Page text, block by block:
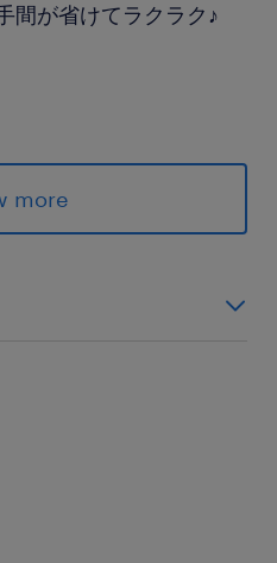
が省けてラクラク♪
登録』実施中！
ール入力のみで完了★
♪
車10分）
)駅（車30分）
more
可